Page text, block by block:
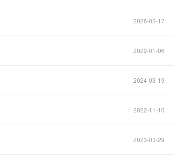
2026-03-17
2022-01-06
2024-03-19
2022-11-10
2023-03-29